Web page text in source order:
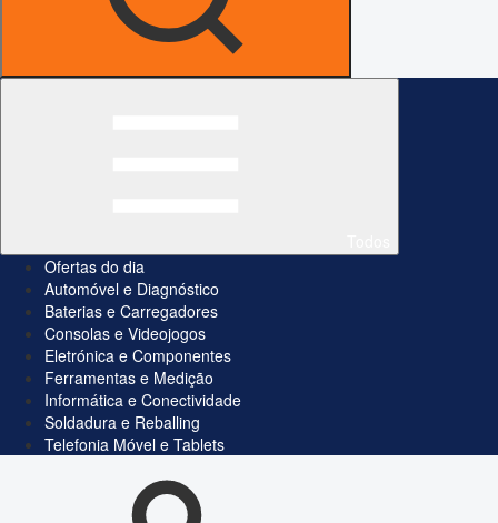
Ofertas do dia
Automóvel e Diagnóstico
Baterias e Carregadores
Consolas e Videojogos
Eletrónica e Componentes
Ferramentas e Medição
Informática e Conectividade
Soldadura e Reballing
Telefonia Móvel e Tablets